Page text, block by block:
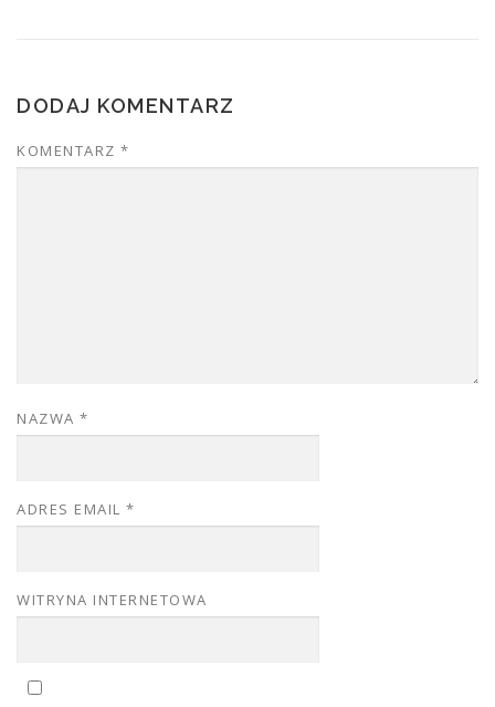
DODAJ KOMENTARZ
KOMENTARZ *
NAZWA *
ADRES EMAIL *
WITRYNA INTERNETOWA